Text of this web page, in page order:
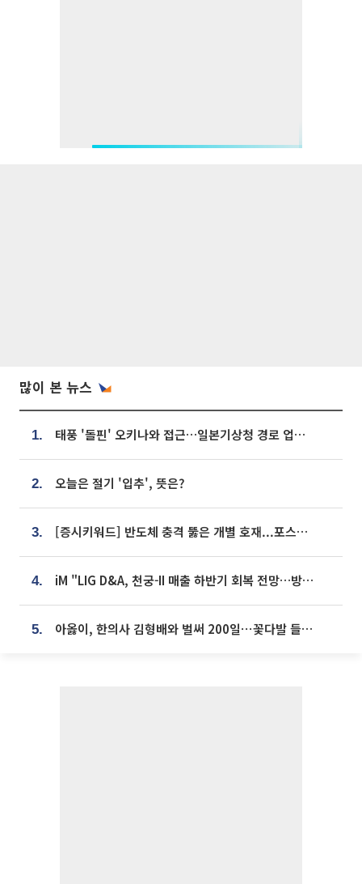
많이 본 뉴스
1. 태풍 '돌핀' 오키나와 접근…일본기상청 경로 업데이트
2. 오늘은 절기 '입추', 뜻은?
3. [증시키워드] 반도체 충격 뚫은 개별 호재...포스코퓨처엠·에코프로·한화솔루션 '눈길'
4. iM "LIG D&A, 천궁-II 매출 하반기 회복 전망…방산 톱픽 유지"
5. 아옳이, 한의사 김형배와 벌써 200일⋯꽃다발 들고 "프러포즈 아냐"